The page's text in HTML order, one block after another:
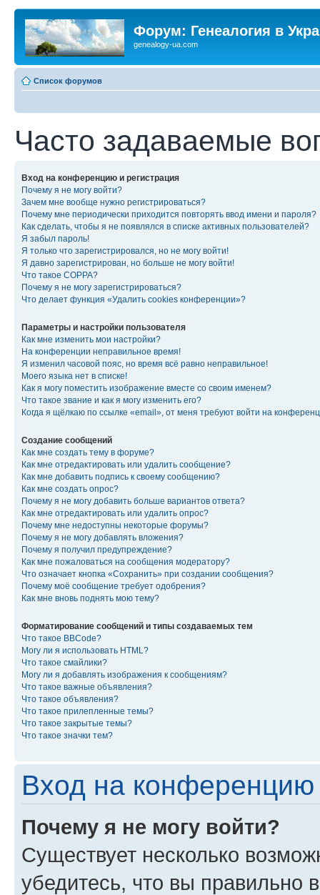
Форум: Генеалогия в
genealogy-ua.com
Список форумов
Часто задаваемые
Вход на конференцию и регистрация
Почему я не могу войти?
Зачем мне вообще нужно регистрироваться?
Почему мне периодически приходится повторять ввод имени и пароля?
Как сделать, чтобы я не появлялся в списке активных пользователей?
Я забыл пароль!
Я только что зарегистрировался, но не могу войти!
Я давно зарегистрирован, но больше не могу войти!
Что такое COPPA?
Почему я не могу зарегистрироваться?
Что делает функция «Удалить cookies конференции»?
Параметры и настройки пользователя
Как мне изменить мои настройки?
На конференции неправильное время!
Я изменил часовой пояс, но время всё равно неправильное!
Моего языка нет в списке!
Как я могу поместить изображение вместе со своим именем?
Что такое звание и как я могу изменить его?
Когда я щёлкаю по ссылке «email», от меня требуют войти на
Создание сообщений
Как мне создать тему в форуме?
Как мне отредактировать или удалить сообщение?
Как мне добавить подпись к своему сообщению?
Как мне создать опрос?
Почему я не могу добавить больше вариантов ответа?
Как мне отредактировать или удалить опрос?
Почему мне недоступны некоторые форумы?
Почему я не могу добавлять вложения?
Почему я получил предупреждение?
Как мне пожаловаться на сообщения модератору?
Что означает кнопка «Сохранить» при создании сообщения?
Почему моё сообщение требует одобрения?
Как мне вновь поднять мою тему?
Форматирование сообщений и типы создаваемых тем
Что такое BBCode?
Могу ли я использовать HTML?
Что такое смайлики?
Могу ли я добавлять изображения к сообщениям?
Что такое важные объявления?
Что такое объявления?
Что такое прилепленные темы?
Что такое закрытые темы?
Что такое значки тем?
Вход на конференцию
Почему я не могу войти?
Существует несколько
убедитесь, что вы правильно